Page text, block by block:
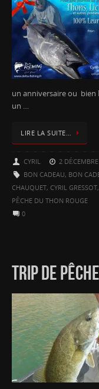
un anniversaire ou bien
un …
LIRE LA SUITE…
CYRIL 2
BON CADEAU, BON
CHAUQUET, CYRIL GRESSOT,
PÊCHE DU THON ROUGE
0
TRIP DE